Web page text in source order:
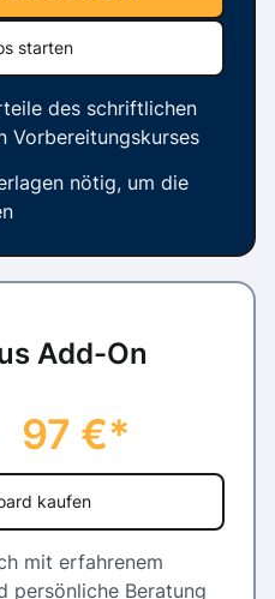
starten
des schriftlichen
Vorbereitungskurses
nötig, um die
Add-On
97 €*
kaufen
mit erfahrenem
persönliche Beratung